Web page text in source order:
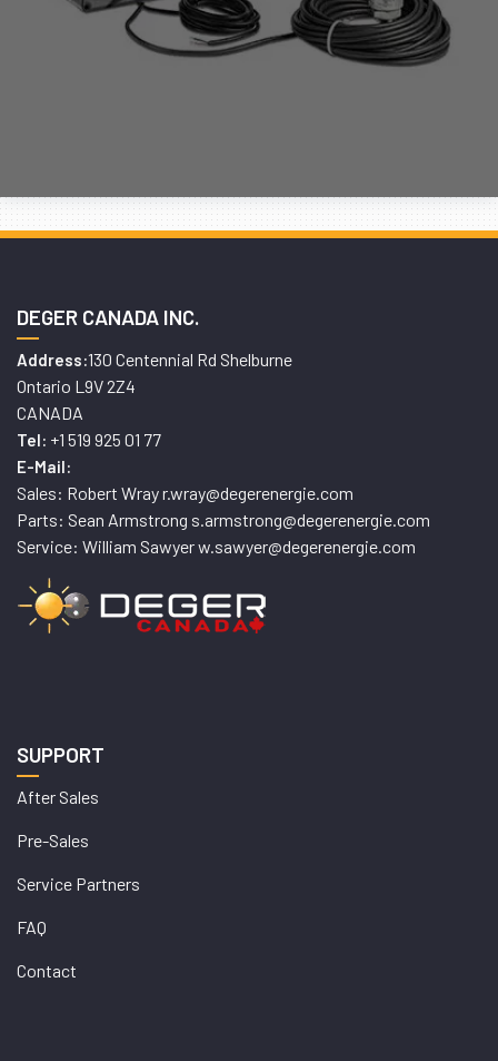
DEGER CANADA INC.
Address:130 Centennial Rd Shelburne
Ontario L9V 2Z4
CANADA
Tel: +1 519 925 01 77
E-Mail:
Sales: Robert Wray r.wray@degerenergie.com
Parts: Sean Armstrong s.armstrong@degerenergie.com
Service: William Sawyer w.sawyer@degerenergie.com
SUPPORT
After Sales
Pre-Sales
Service Partners
FAQ
Contact